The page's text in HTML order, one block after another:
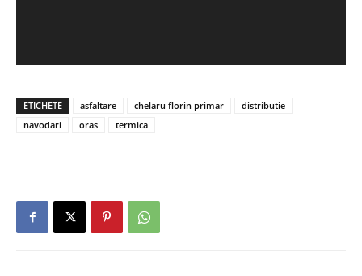
ETICHETE asfaltare chelaru florin primar
distributie
navodari
oras termica